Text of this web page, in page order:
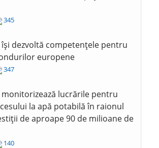
345
își dezvoltă competențele pentru
europene
347
monitorizează lucrările pentru
la apă potabilă în raionul
de aproape 90 de milioane de
140